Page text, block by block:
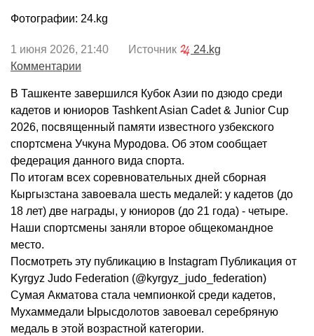
Фотографии: 24.kg
1 июня 2026, 21:40 Источник
24.kg
Комментарии
В Ташкенте завершился Кубок Азии по дзюдо среди
кадетов и юниоров Tashkent Asian Cadet & Junior Cup
2026, посвященный памяти известного узбекского
спортсмена Учкуна Муродова. Об этом сообщает
федерация данного вида спорта.
По итогам всех соревновательных дней сборная
Кыргызстана завоевала шесть медалей: у кадетов (до
18 лет) две награды, у юниоров (до 21 года) - четыре.
Наши спортсмены заняли второе общекомандное
место.
Посмотреть эту публикацию в Instagram Публикация от
Kyrgyz Judo Federation (@kyrgyz_judo_federation)
Сумая Акматова стала чемпионкой среди кадетов,
Мухаммедали Ырысдолотов завоевал серебряную
медаль в этой возрастной категории.